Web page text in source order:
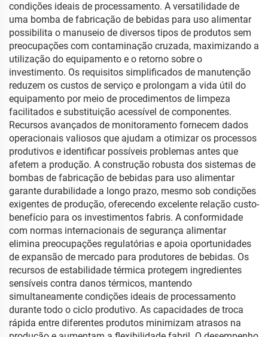
condições ideais de processamento. A versatilidade de
uma bomba de fabricação de bebidas para uso alimentar
possibilita o manuseio de diversos tipos de produtos sem
preocupações com contaminação cruzada, maximizando a
utilização do equipamento e o retorno sobre o
investimento. Os requisitos simplificados de manutenção
reduzem os custos de serviço e prolongam a vida útil do
equipamento por meio de procedimentos de limpeza
facilitados e substituição acessível de componentes.
Recursos avançados de monitoramento fornecem dados
operacionais valiosos que ajudam a otimizar os processos
produtivos e identificar possíveis problemas antes que
afetem a produção. A construção robusta dos sistemas de
bombas de fabricação de bebidas para uso alimentar
garante durabilidade a longo prazo, mesmo sob condições
exigentes de produção, oferecendo excelente relação custo-
benefício para os investimentos fabris. A conformidade
com normas internacionais de segurança alimentar
elimina preocupações regulatórias e apoia oportunidades
de expansão de mercado para produtores de bebidas. Os
recursos de estabilidade térmica protegem ingredientes
sensíveis contra danos térmicos, mantendo
simultaneamente condições ideais de processamento
durante todo o ciclo produtivo. As capacidades de troca
rápida entre diferentes produtos minimizam atrasos na